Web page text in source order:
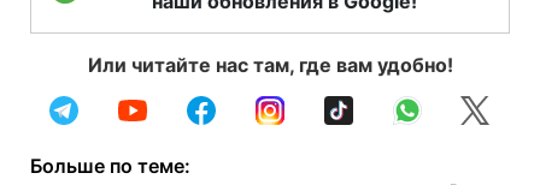
Или читайте нас там, где вам удобно!
Больше по теме: